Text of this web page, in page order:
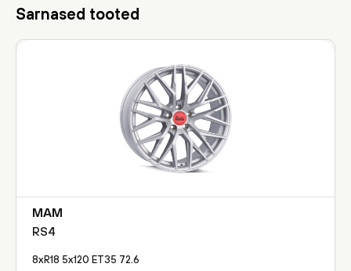
Sarnased tooted
MAM
RS4
8xR18 5x120 ET35 72.6